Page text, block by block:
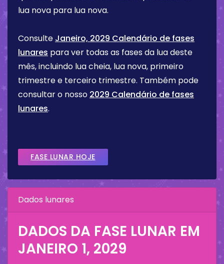
lua nova para lua nova.
Consulte Janeiro, 2029 Calendário de fases
lunares para ver todas as fases da lua deste
mês, incluindo lua cheia, lua nova, primeiro
trimestre e terceiro trimestre. Também pode
consultar o nosso 2029 Calendário de fases
lunares.
FASE LUNAR HOJE
Dados lunares
DADOS DA FASE LUNAR EM
JANEIRO 1, 2029